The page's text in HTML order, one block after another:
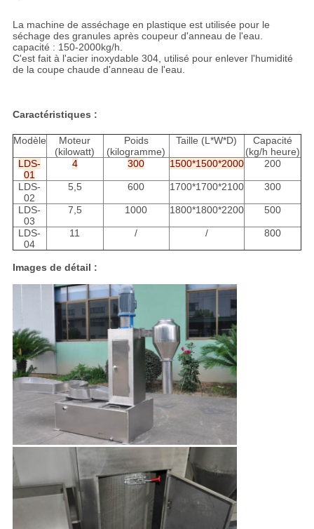
La machine de asséchage en plastique est utilisée pour le
séchage des granules après coupeur d'anneau de l'eau.
capacité : 150-2000kg/h.
C'est fait à l'acier inoxydable 304, utilisé pour enlever l'humidité
de la coupe chaude d'anneau de l'eau.
Caractéristiques :
Modèle
Moteur
(kilowatt)
Poids
(kilogramme)
Taille (L*W*D)
Capacité
(kg/h heure)
LDS-
01
4 300 1500*1500*2000 200
LDS-
02
5,5 600 1700*1700*2100 300
LDS-
03
7,5 1000 1800*1800*2200 500
LDS-
04
11 / / 800
Images de détail :